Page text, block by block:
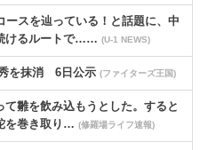
スを辿っている！と話題に、中
けるルートで…… (U-1 NEWS)
秀を抹消 6日公示 (ファイターズ王国)
雛を飲み込もうとした。すると
を巻き取り… (修羅場ライフ速報)